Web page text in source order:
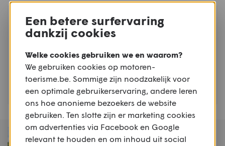
09.08
TREFFEN
Mirakeltreffen - Waregem
Een betere surfervaring
dankzij cookies
Welke cookies gebruiken we en waarom?
We gebruiken cookies op motoren-
toerisme.be. Sommige zijn noodzakelijk voor
een optimale gebruikerservaring, andere leren
ons hoe anonieme bezoekers de website
gebruiken. Ten slotte zijn er marketing cookies
om advertenties via Facebook en Google
relevant te houden en om inhoud uit social